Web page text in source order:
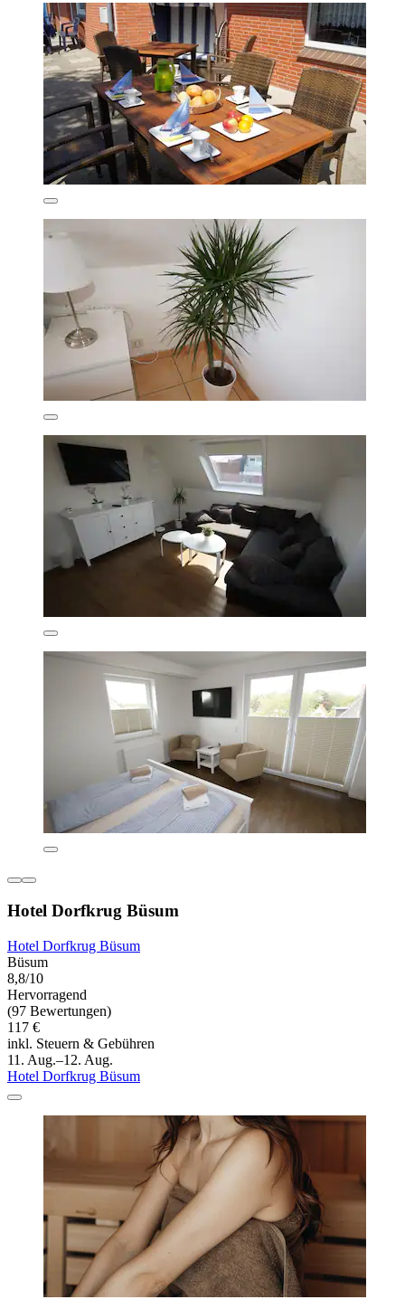
Hotel Dorfkrug Büsum
Hotel Dorfkrug Büsum
Büsum
8,8/10
Hervorragend
(97 Bewertungen)
117 €
inkl. Steuern & Gebühren
11. Aug.–12. Aug.
Hotel Dorfkrug Büsum